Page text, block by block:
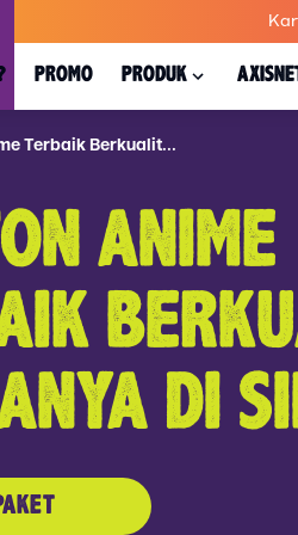
PROMO PRODUK
Terbaik Berkualit...
ANIME
DI